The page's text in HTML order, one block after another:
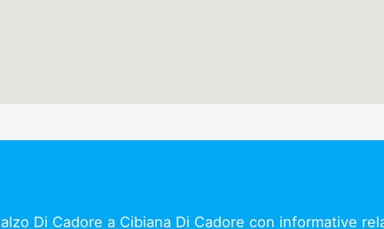
Di Cadore a Cibiana Di Cadore con informative